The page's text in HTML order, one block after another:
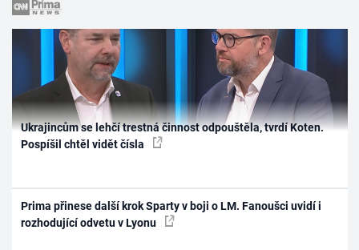
Ukrajincům se lehčí trestná činnost odpouštěla, tvrdí Koten.
Pospíšil chtěl vidět čísla
Prima přinese další krok Sparty v boji o LM. Fanoušci uvidí i
rozhodující odvetu v Lyonu